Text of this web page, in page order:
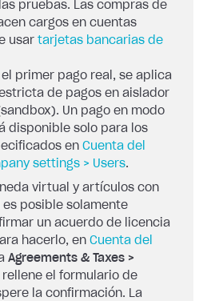
pruebas. Las compras de
cargos en cuentas
usar tarjetas bancarias de
el primer pago real, se aplica
de pagos en aislador
Un pago en modo
disponible solo para los
en Cuenta del
settings > Users.
virtual y artículos con
es posible solamente
un acuerdo de licencia
hacerlo, en Cuenta del
Agreements & Taxes >
rellene el formulario de
la confirmación. La